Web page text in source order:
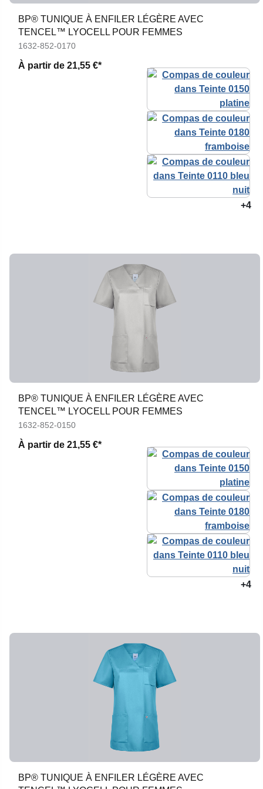
BP® TUNIQUE À ENFILER LÉGÈRE AVEC
TENCEL™ LYOCELL POUR FEMMES
1632-852-0170
À partir de 21,55 €*
+4
BP® TUNIQUE À ENFILER LÉGÈRE AVEC
TENCEL™ LYOCELL POUR FEMMES
1632-852-0150
À partir de 21,55 €*
+4
BP® TUNIQUE À ENFILER LÉGÈRE AVEC